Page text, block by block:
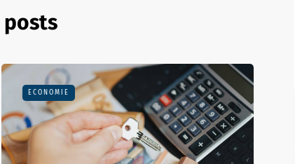
posts
ECONOMIE